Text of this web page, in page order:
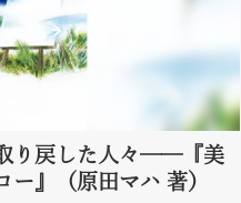
り戻した人々──『美
』（原田マハ 著）